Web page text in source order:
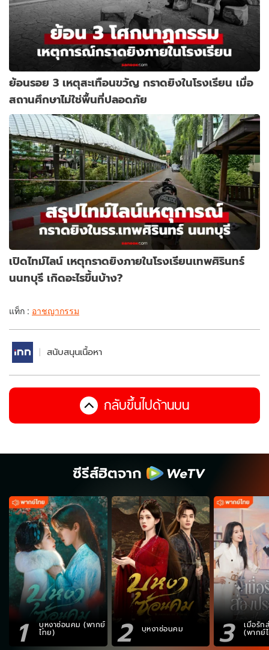
ย้อนรอย 3 เหตุสะเทือนขวัญ กราดยิงในโรงเรียน เมื่อ
สถานศึกษาไม่ใช่พื้นที่ปลอดภัย
เปิดไทม์ไลน์ เหตุกราดยิงภายในโรงเรียนเทพศิรินทร์
นนทบุรี เกิดอะไรขึ้นบ้าง?
แท็ก : อาชญากรรม
สนับสนุนเนื้อหา
กลับขึ้นไปด้านบน
ซีรีส์ฮิตจาก
1 บุหงาซ่อนคม (พากย์
ไทย) 2 บุหงาซ่อนคม 3 เมื่อรัก
(พากย์